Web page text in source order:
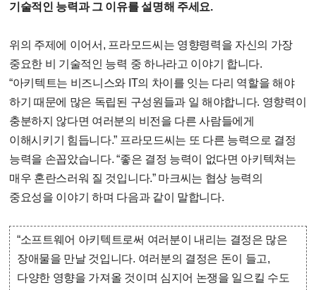
기술적인 능력과 그 이유를 설명해 주세요.
위의 주제에 이어서, 프라모드씨는 영향령력을 자신의 가장
중요한 비 기술적인 능력 중 하나라고 이야기 합니다.
“아키텍트는 비즈니스와 IT의 차이를 잇는 다리 역할을 해야
하기 때문에 많은 독립된 구성원들과 일 해야합니다. 영향력이
충분하지 않다면 여러분의 비전을 다른 사람들에게
이해시키기 힘듭니다.” 프라모드씨는 또 다른 능력으로 결정
능력을 손꼽았습니다. “좋은 결정 능력이 없다면 아키텍쳐는
매우 혼란스러워 질 것입니다.” 마크씨는 협상 능력의
중요성을 이야기 하며 다음과 같이 말합니다.
“소프트웨어 아키텍트로써 여러분이 내리는 결정은 많은
장애물을 만날 것입니다. 여러분의 결정은 돈이 들고,
다양한 영향을 가져올 것이며 심지어 논쟁을 일으킬 수도